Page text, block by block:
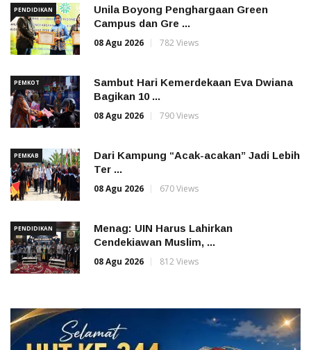
PENDIDIKAN
Unila Boyong Penghargaan Green
Campus dan Gre ...
08 Agu 2026
782 Views
PEMKOT
Sambut Hari Kemerdekaan Eva Dwiana
Bagikan 10 ...
08 Agu 2026
790 Views
PEMKAB
Dari Kampung “Acak-acakan” Jadi Lebih
Ter ...
08 Agu 2026
670 Views
PENDIDIKAN
Menag: UIN Harus Lahirkan
Cendekiawan Muslim, ...
08 Agu 2026
812 Views